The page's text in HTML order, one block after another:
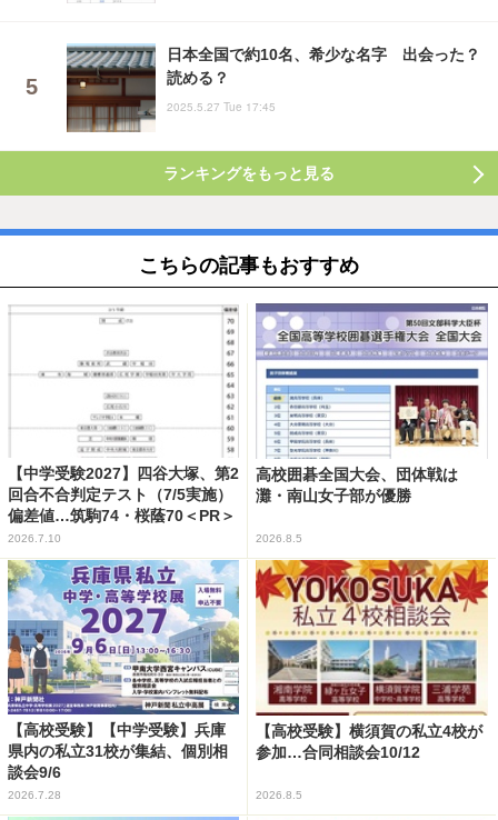
日本全国で約10名、希少な名字 出会った？
読める？
2025.5.27 Tue 17:45
ランキングをもっと見る
こちらの記事もおすすめ
【中学受験2027】四谷大塚、第2
回合不合判定テスト（7/5実施）
偏差値…筑駒74・桜蔭70＜PR＞
2026.7.10
高校囲碁全国大会、団体戦は
灘・南山女子部が優勝
2026.8.5
【高校受験】【中学受験】兵庫
県内の私立31校が集結、個別相
談会9/6
2026.7.28
【高校受験】横須賀の私立4校が
参加…合同相談会10/12
2026.8.5